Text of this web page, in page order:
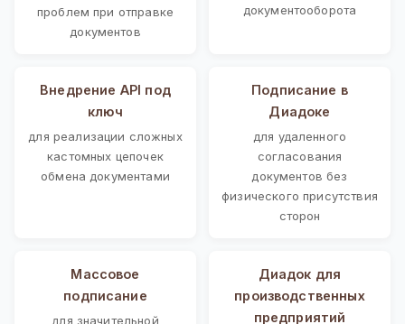
проблем при отправке
документов
документооборота
Внедрение API под
ключ
для реализации сложных
кастомных цепочек
обмена документами
Подписание в
Диадоке
для удаленного
согласования
документов без
физического присутствия
сторон
Массовое
подписание
для значительной
Диадок для
производственных
предприятий